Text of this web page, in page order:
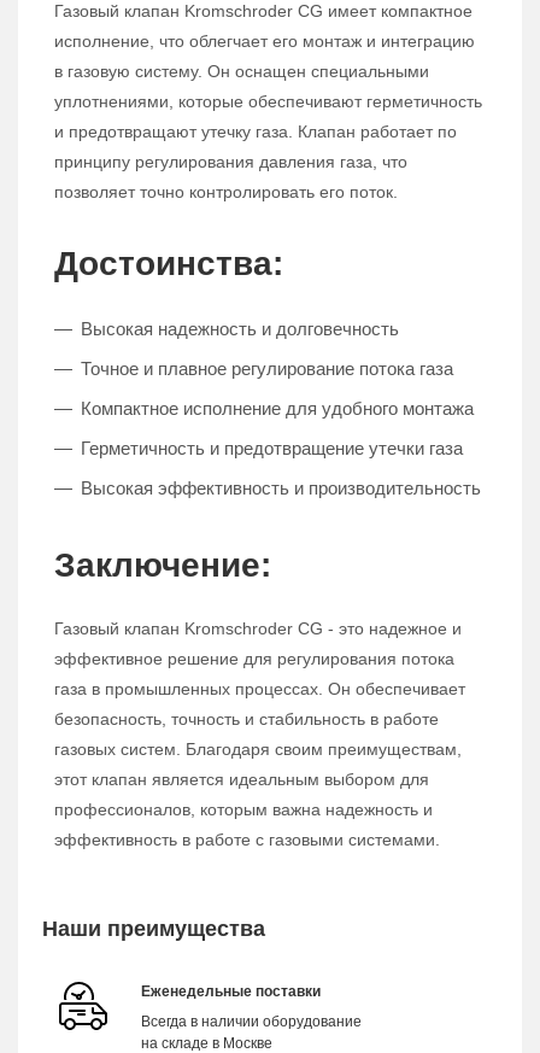
Газовый клапан Kromschroder CG имеет компактное
исполнение, что облегчает его монтаж и интеграцию
в газовую систему. Он оснащен специальными
уплотнениями, которые обеспечивают герметичность
и предотвращают утечку газа. Клапан работает по
принципу регулирования давления газа, что
позволяет точно контролировать его поток.
Достоинства:
Высокая надежность и долговечность
Точное и плавное регулирование потока газа
Компактное исполнение для удобного монтажа
Герметичность и предотвращение утечки газа
Высокая эффективность и производительность
Заключение:
Газовый клапан Kromschroder CG - это надежное и
эффективное решение для регулирования потока
газа в промышленных процессах. Он обеспечивает
безопасность, точность и стабильность в работе
газовых систем. Благодаря своим преимуществам,
этот клапан является идеальным выбором для
профессионалов, которым важна надежность и
эффективность в работе с газовыми системами.
Наши преимущества
Еженедельные поставки
Всегда в наличии оборудование
на складе в Москве